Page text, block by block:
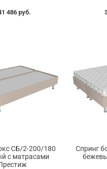
486 руб.
СБ/2-200/180
с матрасами
Спринг